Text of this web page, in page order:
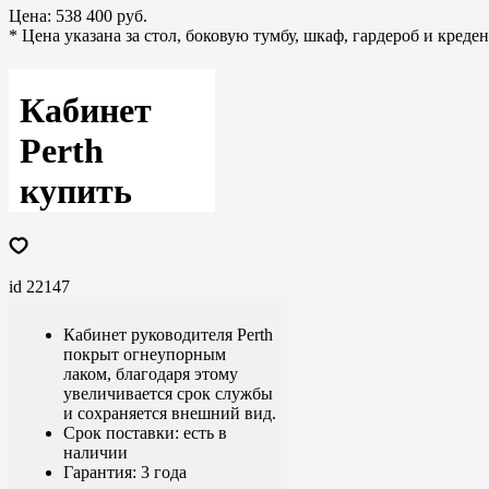
Цена: 538 400 руб.
* Цена указана за стол, боковую тумбу, шкаф, гардероб и
Кабинет
Perth
купить
id 22147
Кабинет руководителя Perth
покрыт огнеупорным
лаком, благодаря этому
увеличивается срок службы
и сохраняется внешний вид.
Срок поставки: есть в
наличии
Гарантия: 3 года